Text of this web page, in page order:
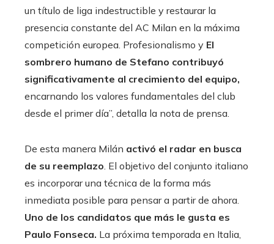
un título de liga indestructible y restaurar la
presencia constante del AC Milan en la máxima
competición europea. Profesionalismo y El
sombrero humano de Stefano contribuyó
significativamente al crecimiento del equipo,
encarnando los valores fundamentales del club
desde el primer día”, detalla la nota de prensa.
De esta manera Milán activó el radar en busca
de su reemplazo . El objetivo del conjunto italiano
es incorporar una técnica de la forma más
inmediata posible para pensar a partir de ahora.
Uno de los candidatos que más le gusta es
Paulo Fonseca. La próxima temporada en Italia,